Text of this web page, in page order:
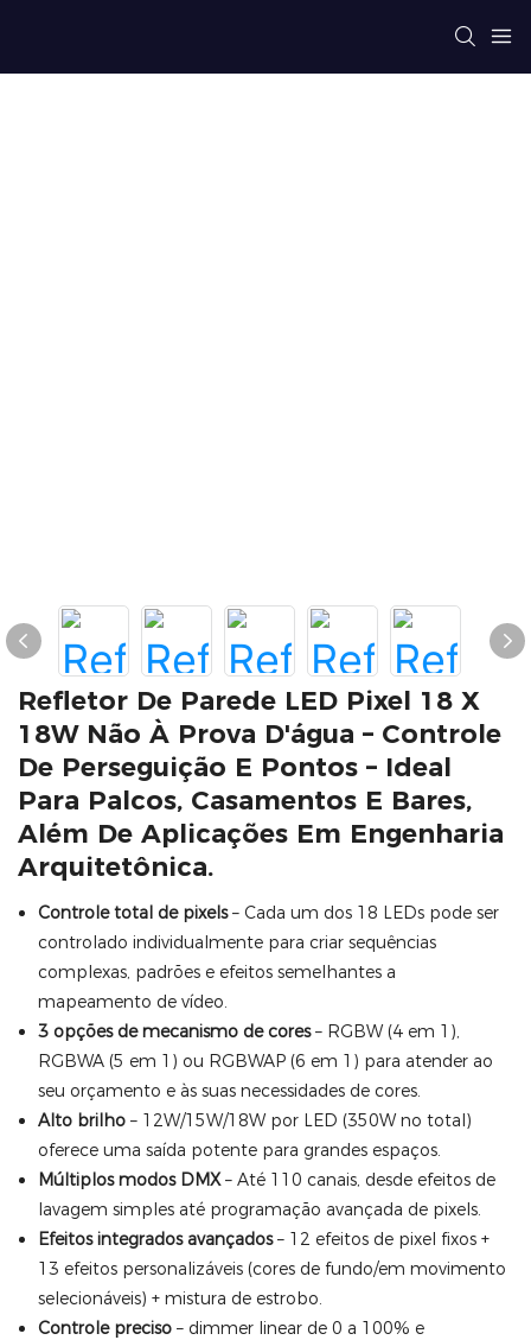
Refletor De Parede LED Pixel 18 X
18W Não À Prova D'água – Controle
De Perseguição E Pontos – Ideal
Para Palcos, Casamentos E Bares,
Além De Aplicações Em Engenharia
Arquitetônica.
Controle total de pixels– Cada um dos 18 LEDs pode ser
controlado individualmente para criar sequências
complexas, padrões e efeitos semelhantes a
mapeamento de vídeo.
3 opções de mecanismo de cores– RGBW (4 em 1),
RGBWA (5 em 1) ou RGBWAP (6 em ​​1) para atender ao
seu orçamento e às suas necessidades de cores.
Alto brilho– 12W/15W/18W por LED (350W no total)
oferece uma saída potente para grandes espaços.
Múltiplos modos DMX– Até 110 canais, desde efeitos de
lavagem simples até programação avançada de pixels.
Efeitos integrados avançados– 12 efeitos de pixel fixos +
13 efeitos personalizáveis ​​(cores de fundo/em movimento
selecionáveis) + mistura de estrobo.
Controle preciso– dimmer linear de 0 a 100% e